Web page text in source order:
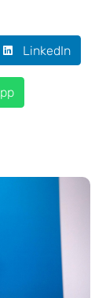
LinkedIn